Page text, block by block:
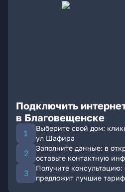
Подключить
в Благовещенске
Выберите свой дом:
ул Шафира
Заполните данные: в
оставьте контактную
Получите
предложит лучшие